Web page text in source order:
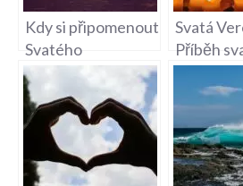
Kdy si připomenout
Svatého
Valentýna:
Romantický svátek
Svatá
Příběh
zázrak s